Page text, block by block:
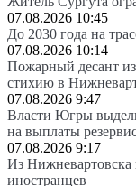
07.08.2026 10:45
До 2030 года на
07.08.2026 10:14
Пожарный десант
стихию в
07.08.2026 9:47
Власти Югры
на выплаты
07.08.2026 9:17
Из Нижневартовска
иностранцев